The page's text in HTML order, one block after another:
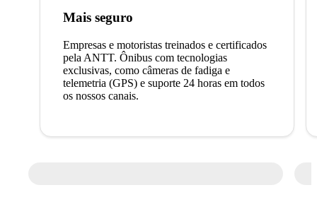
Mais seguro
Empresas e motoristas treinados e certificados
pela ANTT. Ônibus com tecnologias
exclusivas, como câmeras de fadiga e
telemetria (GPS) e suporte 24 horas em todos
os nossos canais.